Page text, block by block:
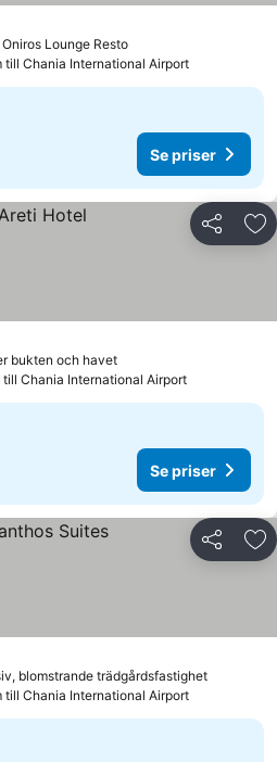
Lounge Resto
till Chania International Airport
Se priser
Dela
bukten och havet
till Chania International Airport
Se priser
Dela
blomstrande trädgårdsfastighet
till Chania International Airport